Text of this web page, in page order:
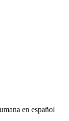
en español